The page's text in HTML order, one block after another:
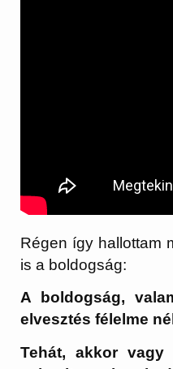
Régen így hallottam
is a boldogság:
A boldogság,
elvesztés félelme
Tehát, akkor